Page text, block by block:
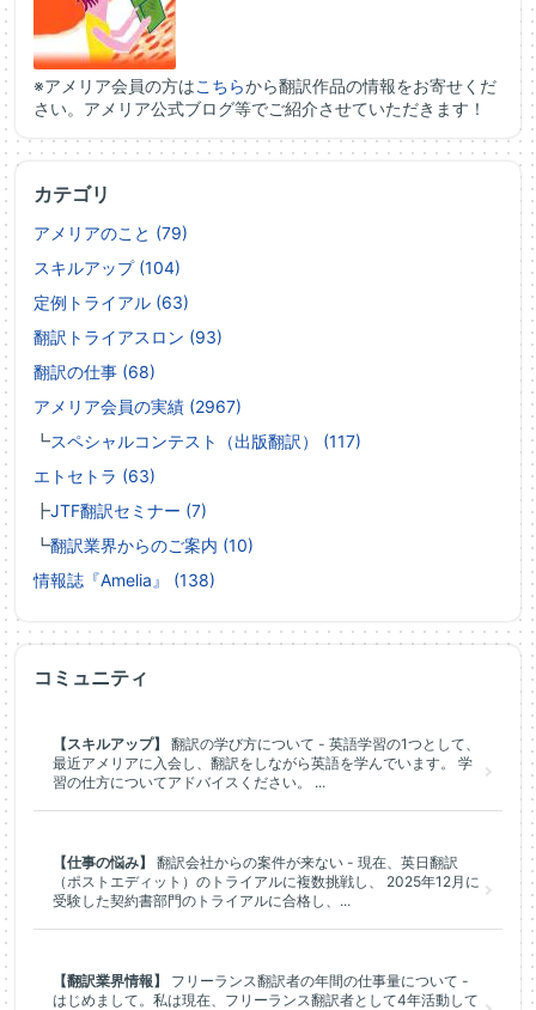
※アメリア会員の方はこちらから翻訳作品の情報をお寄せくだ
さい。アメリア公式ブログ等でご紹介させていただきます！
カテゴリ
アメリアのこと (79)
スキルアップ (104)
定例トライアル (63)
翻訳トライアスロン (93)
翻訳の仕事 (68)
アメリア会員の実績 (2967)
┗スペシャルコンテスト（出版翻訳） (117)
エトセトラ (63)
┣JTF翻訳セミナー (7)
┗翻訳業界からのご案内 (10)
情報誌『Amelia』 (138)
コミュニティ
【スキルアップ】
翻訳の学び方について - 英語学習の1つとして、
最近アメリアに入会し、翻訳をしながら英語を学んでいます。 学
習の仕方についてアドバイスください。 ...
【仕事の悩み】
翻訳会社からの案件が来ない - 現在、英日翻訳
（ポストエディット）のトライアルに複数挑戦し、 2025年12月に
受験した契約書部門のトライアルに合格し、...
【翻訳業界情報】
フリーランス翻訳者の年間の仕事量について -
はじめまして。私は現在、フリーランス翻訳者として4年活動して